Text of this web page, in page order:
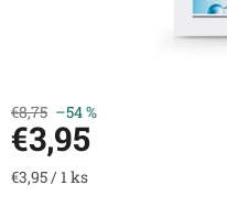
€8,75 –54 %
€3,95
Jednotková
€3,95 / 1 ks